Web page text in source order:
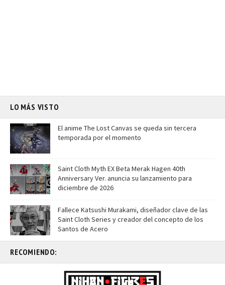
LO MÁS VISTO
El anime The Lost Canvas se queda sin tercera
temporada por el momento
Saint Cloth Myth EX Beta Merak Hagen 40th
Anniversary Ver. anuncia su lanzamiento para
diciembre de 2026
Fallece Katsushi Murakami, diseñador clave de las
Saint Cloth Series y creador del concepto de los
Santos de Acero
RECOMIENDO: